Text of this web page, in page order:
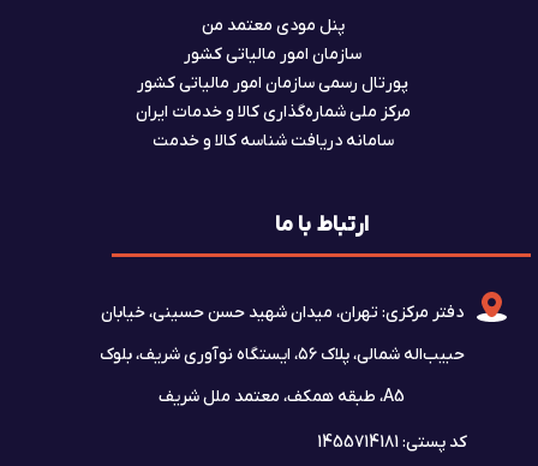
ارتباط با ما
دفتر مرکزی: تهران، میدان شهید حسن حسینی، خیابان
حبیب‌اله شمالی، پلاک ۵۶، ایستگاه نوآوری شریف، بلوک
A5، طبقه همکف، معتمد ملل شریف
کد پستی: 1455714181
پنل مودی معتمد من
سازمان امور مالیاتی کشور
پورتال رسمی سازمان امور مالیاتی کشور
مرکز ملی شماره‌گذاری کالا و خدمات ایران
سامانه دریافت شناسه کالا و خدمت